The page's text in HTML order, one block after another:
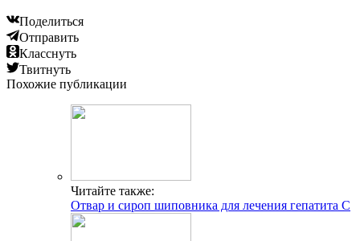
Поделиться
Отправить
Класснуть
Твитнуть
Похожие публикации
Читайте также:
Отвар и сироп шиповника для лечения гепатита С